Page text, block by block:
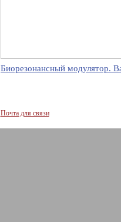
Биорезонансный модулятор.
Почта для связи